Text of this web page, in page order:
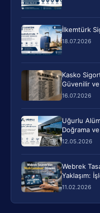
İlkemtürk
18.07.2026
Kasko
Güvenilir
16.07.2026
Uğurlu
Doğrama
12.05.2026
Webrek
Yaklaşım:
11.02.2026